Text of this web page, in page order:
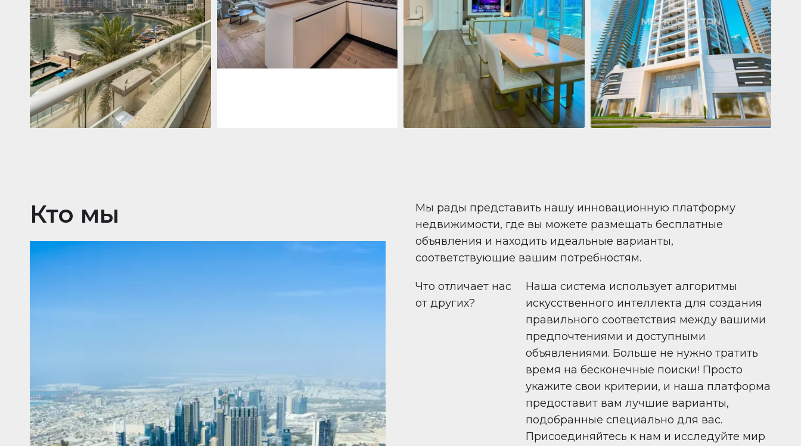
Квартира2 861 035 $
Beauport Tower
Beauport Tower, Marina Promenade,
Dubai Marina, Dubai
34392 m²
Jumeirah Living Marina Gate
Jumeirah Living Marina Gate, Marina
Gate, Dubai Marina, Dubai
12 73 m² Квартира 708 447 $
Beauport Tower
Beauport Tower, Marina Promenade,
Dubai Marina, Dubai
96 m²
Квартира681 199 $
Pelagos by IGO
Pelagos by IGO, Dubai Marina, Dubai
1271 m²
Кто мы
Мы рады представить нашу инновационную платформу
недвижимости, где вы можете размещать бесплатные
объявления и находить идеальные варианты,
соответствующие вашим потребностям.
Что отличает нас
от других?
Наша система использует алгоритмы
искусственного интеллекта для создания
правильного соответствия между вашими
предпочтениями и доступными
объявлениями. Больше не нужно тратить
время на бесконечные поиски! Просто
укажите свои критерии, и наша платформа
предоставит вам лучшие варианты,
подобранные специально для вас.
Присоединяйтесь к нам и исследуйте мир